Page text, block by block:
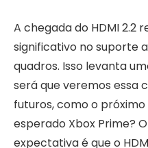
A chegada do HDMI 2.2
significativo no suporte
quadros. Isso levanta
será que veremos essa
futuros, como o
esperado Xbox Prime?
expectativa é que o